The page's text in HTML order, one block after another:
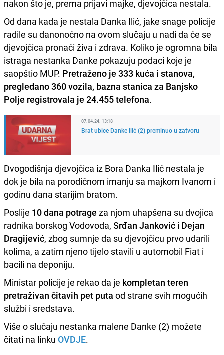
nakon što je, prema prijavi majke, djevojčica nestala.
Od dana kada je nestala Danka Ilić, jake snage policije
radile su danonoćno na ovom slučaju u nadi da će se
djevojčica pronaći živa i zdrava. Koliko je ogromna bila
istraga nestanka Danke pokazuju podaci koje je
saopštio MUP. Pretraženo je 333 kuća i stanova,
pregledano 360 vozila, bazna stanica za Banjsko
Polje registrovala je 24.455 telefona.
07.04.24. 13:18
Brat ubice Danke Ilić (2) preminuo u zatvoru
Dvogodišnja djevojčica iz Bora Danka Ilić nestala je
dok je bila na porodičnom imanju sa majkom Ivanom i
godinu dana starijim bratom.
Poslije 10 dana potrage za njom uhapšena su dvojica
radnika borskog Vodovoda, Srđan Janković i Dejan
Dragijević, zbog sumnje da su djevojčicu prvo udarili
kolima, a zatim njeno tijelo stavili u automobil Fiat i
bacili na deponiju.
Ministar policije je rekao da je kompletan teren
pretraživan čitavih pet puta od strane svih mogućih
službi i sredstava.
Više o slučaju nestanka malene Danke (2) možete
čitati na linku OVDJE.